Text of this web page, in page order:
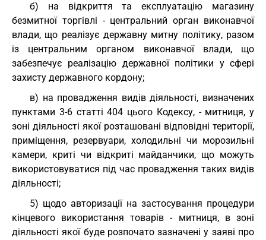
б) на відкриття та експлуатацію магазину
безмитної торгівлі - центральний орган виконавчої
влади, що реалізує державну митну політику, разом
із центральним органом виконавчої влади, що
забезпечує реалізацію державної політики у сфері
захисту державного кордону;
в) на провадження видів діяльності, визначених
пунктами 3-6 статті 404 цього Кодексу, - митниця, у
зоні діяльності якої розташовані відповідні території,
приміщення, резервуари, холодильні чи морозильні
камери, криті чи відкриті майданчики, що можуть
використовуватися під час провадження таких видів
діяльності;
5) щодо авторизації на застосування процедури
кінцевого використання товарів - митниця, в зоні
діяльності якої буде розпочато зазначені у заяві про